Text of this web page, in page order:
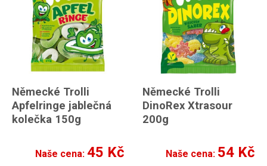
Německé Trolli
Apfelringe jablečná
kolečka 150g
Naše cena: 45 Kč
Německé Trolli
DinoRex Xtrasour
200g
Naše cena: 54 Kč